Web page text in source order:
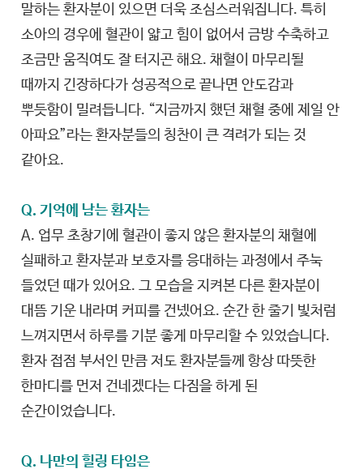
말하는 환자분이 있으면 더욱 조심스러워집니다. 특히
소아의 경우에 혈관이 얇고 힘이 없어서 금방 수축하고
조금만 움직여도 잘 터지곤 해요. 채혈이 마무리될
때까지 긴장하다가 성공적으로 끝나면 안도감과
뿌듯함이 밀려듭니다. “지금까지 했던 채혈 중에 제일 안
아파요”라는 환자분들의 칭찬이 큰 격려가 되는 것
같아요.
Q. 기억에 남는 환자는
A. 업무 초창기에 혈관이 좋지 않은 환자분의 채혈에
실패하고 환자분과 보호자를 응대하는 과정에서 주눅
들었던 때가 있어요. 그 모습을 지켜본 다른 환자분이
대뜸 기운 내라며 커피를 건넸어요. 순간 한 줄기 빛처럼
느껴지면서 하루를 기분 좋게 마무리할 수 있었습니다.
환자 접점 부서인 만큼 저도 환자분들께 항상 따뜻한
한마디를 먼저 건네겠다는 다짐을 하게 된
순간이었습니다.
Q. 나만의 힐링 타임은